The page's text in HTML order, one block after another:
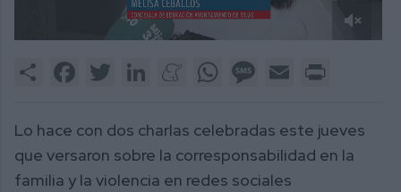
2
Share FacebookTwitter LinkedInMeneameWhatsAppMessage
Email
Lo hace con dos charlas celebradas este jueves
que versaron sobre la corresponsabilidad en la
familia y la violencia en redes sociales